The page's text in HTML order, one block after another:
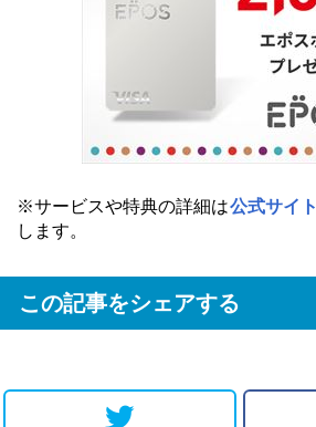
※サービスや特典の詳細は公式サイト
します。
この記事をシェアする